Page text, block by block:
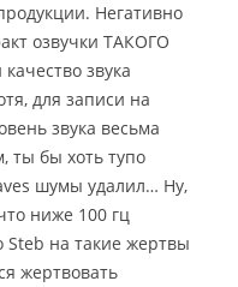
ч
ш
й
с
ц
е
н
и
й
Негативно
озвучки ТАКОГО
звука
для записи на
звука весьма
ты бы хоть тупо
шумы удалил… Ну,
ниже 100 гц
Steb на такие жертвы
жертвовать